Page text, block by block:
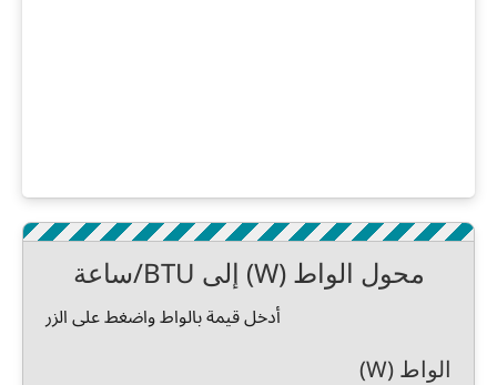
محول الواط (W) إلى BTU/ساعة
أدخل قيمة بالواط واضغط على الزر
الواط (W)